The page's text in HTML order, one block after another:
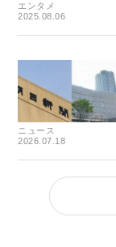
エンタメ
2025.08.06
ニュース
2026.07.18